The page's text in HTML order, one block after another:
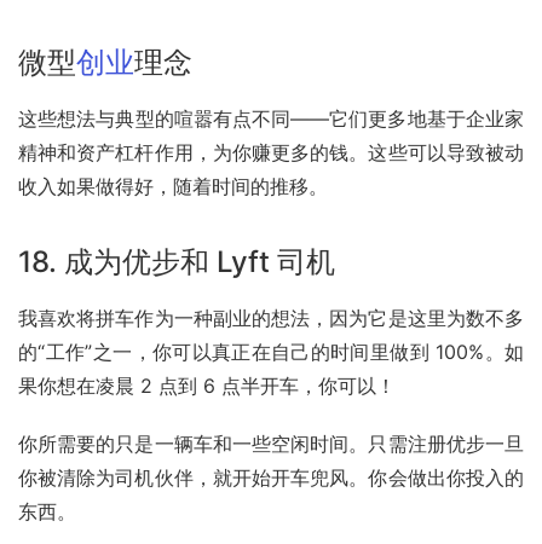
微型创业理念
这些想法与典型的喧嚣有点不同——它们更多地基于企业家
精神和资产杠杆作用，为你赚更多的钱。这些可以导致被动
收入如果做得好，随着时间的推移。
18. 成为优步和 Lyft 司机
我喜欢将拼车作为一种副业的想法，因为它是这里为数不多
的“工作”之一，你可以真正在自己的时间里做到 100%。如
果你想在凌晨 2 点到 6 点半开车，你可以！
你所需要的只是一辆车和一些空闲时间。只需注册优步一旦
你被清除为司机伙伴，就开始开车兜风。你会做出你投入的
东西。